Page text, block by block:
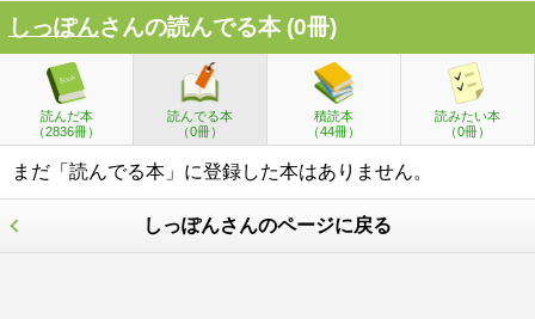
しっぽんさんの読んでる本 (0冊)
読んだ本
（2836冊）
読んでる本
（0冊）
積読本
（44冊）
読みたい本
（0冊）
まだ「読んでる本」に登録した本はありません。
しっぽんさんのページに戻る